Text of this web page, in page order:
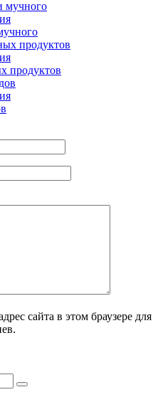
продуктов
сайта в этом браузере для